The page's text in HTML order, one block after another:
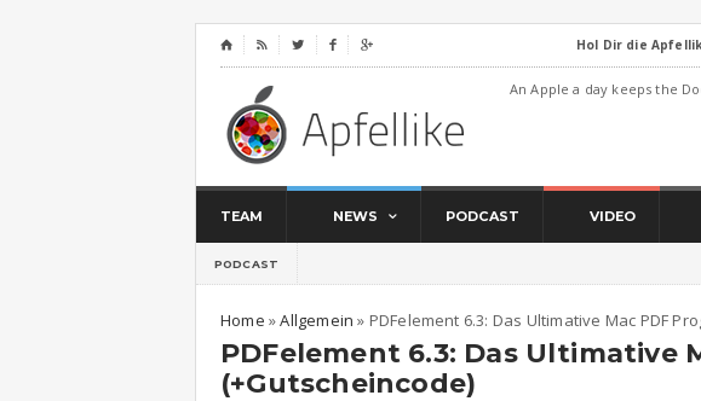
⌂     Hol Dir die
An Apple a day keeps the
TEAM NEWS PODCAST VIDEO
PODCAST
Home »Allgemein » PDFelement 6.3: Das Ultimative Mac PDF
PDFelement 6.3: Das Ultimative
(+Gutscheincode)